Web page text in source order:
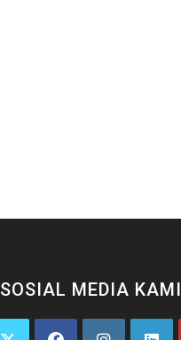
SOSIAL MEDIA KAMI